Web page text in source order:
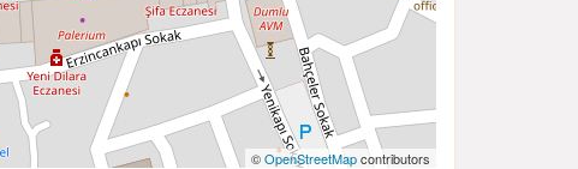
©OpenStreetMapcontributors